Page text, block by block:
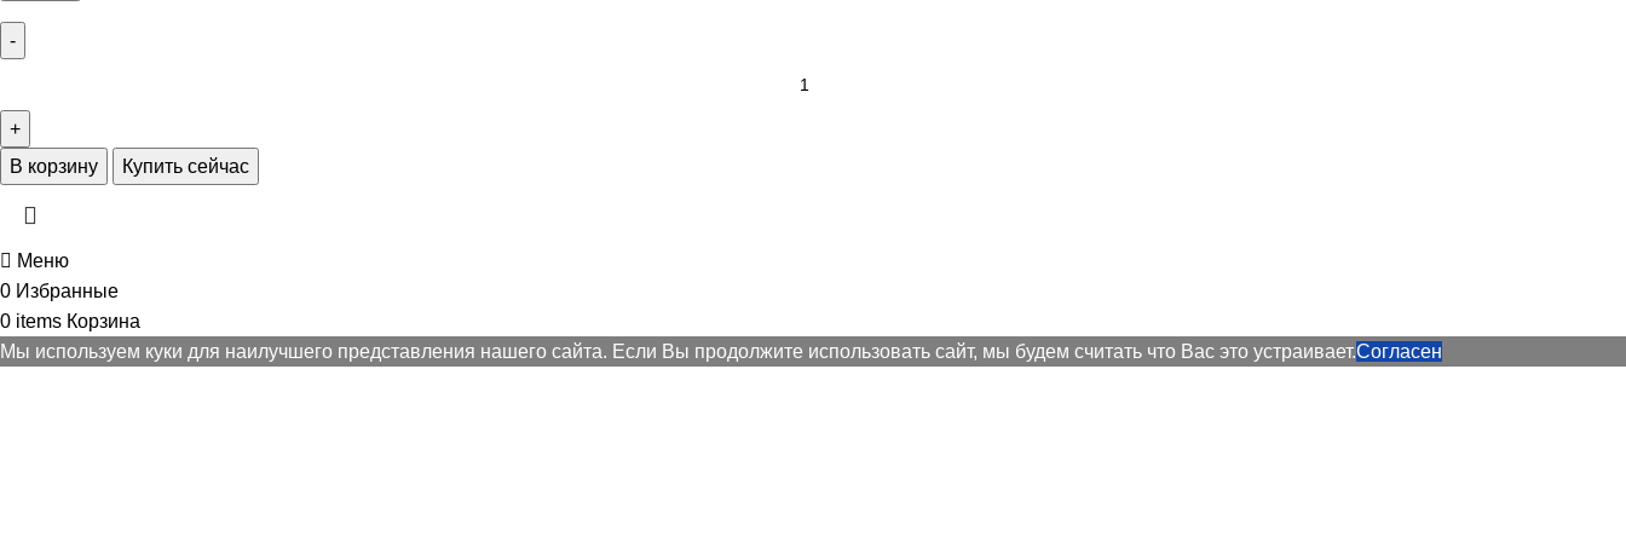
В корзину Купить сейчас
Меню
0 Избранные
0 items Корзина
Мы используем куки для наилучшего представления нашего сайта. Если Вы продолжите использовать сайт, мы будем считать что Вас это устраивает.Согласен